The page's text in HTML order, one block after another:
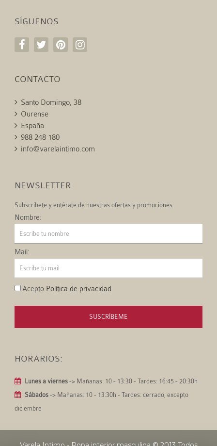
SÍGUENOS
CONTACTO
Santo Domingo, 38
Ourense
España
988 248 180
info@varelaintimo.com
NEWSLETTER
Subscríbete y entérate de nuestras ofertas y promociones.
Nombre:
Mail:
Acepto Política de privacidad
SUSCRÍBEME
HORARIOS:
Lunes a viernes -> Mañanas: 10 - 13:30 - Tardes: 16:45 - 20:30h
Sábados -> Mañanas: 10 - 13:30h - Tardes: cerrado, excepto
diciembre